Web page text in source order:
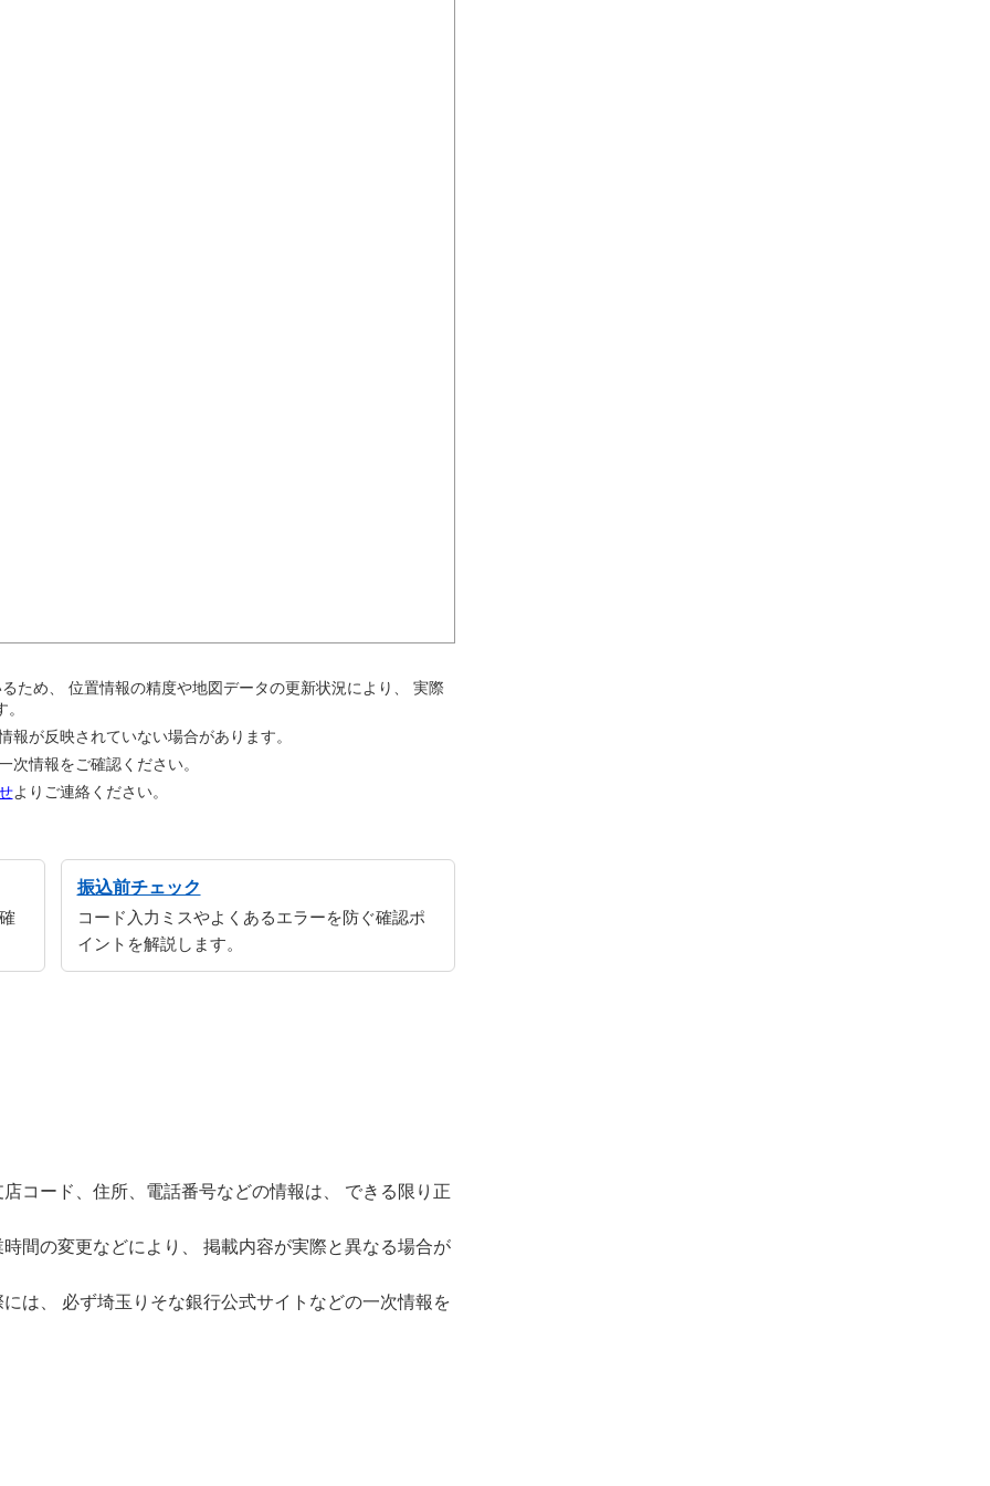
ため、 位置情報の精度や地図データの更新状況により、 実際
が反映されていない場合があります。
情報をご確認ください。
よりご連絡ください。
振込前チェック
コード入力ミスやよくあるエラーを防ぐ確認ポ
イントを解説します。
コード、住所、電話番号などの情報は、 できる限り正
間の変更などにより、 掲載内容が実際と異なる場合が
は、 必ず埼玉りそな銀行公式サイトなどの一次情報を